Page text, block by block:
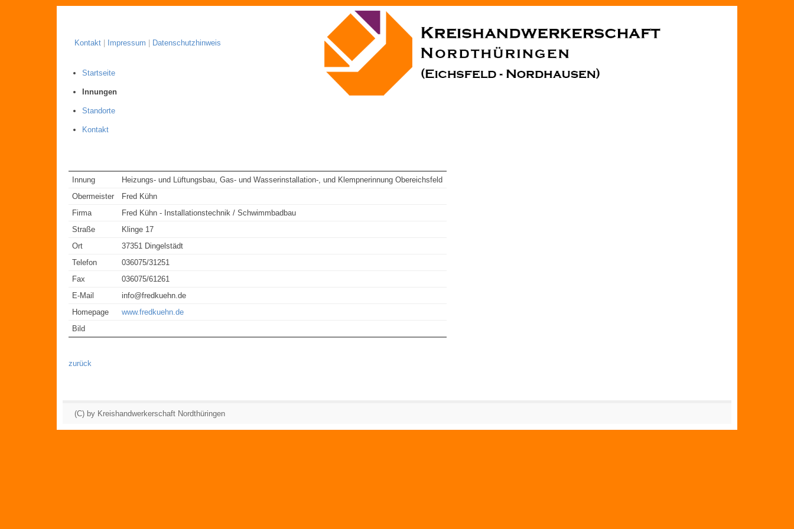
Kontakt| Impressum Datenschutzhinweis
Startseite
Innungen
Standorte
Kontakt
Innung
Heizungs- und Lüftungsbau, Gas- und Wasserinstallation-, und Klempnerinnung Obereichsfeld
Obermeister
Fred Kühn
Firma
Fred Kühn - Installationstechnik / Schwimmbadbau
Straße
Klinge 17
Ort
37351 Dingelstädt
Telefon
036075/31251
Fax
036075/61261
E-Mail
info@fredkuehn.de
Homepage
www.fredkuehn.de
Bild
zurück
(C) by Kreishandwerkerschaft Nordthüringen